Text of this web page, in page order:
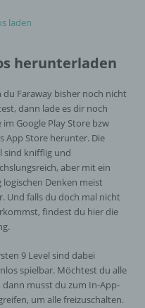
laden
herunterladen
du Faraway bisher noch nicht
dann lade es dir noch
im Google Play Store bzw
App Store herunter. Die
sind knifflig und
aber mit ein
logischen Denken meist
Und falls du doch mal nicht
findest du hier die
9 Level sind dabei
spielbar. Möchtest du alle
dann musst du zum In-App-
um alle freizuschalten.
ist die:
teilweise so
und